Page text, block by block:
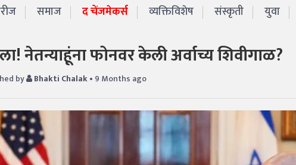
समाज द चेंजमेकर्स व्यक्तिविशेष संस्कृती युवा
नेतन्याहूंना फोनवर केली अर्वाच्य शिवीगाळ?
by Bhakti Chalak• 9 Months ago